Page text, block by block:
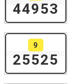
44953
9
25525